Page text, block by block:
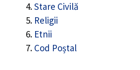
Stare Civilă
Religii
Etnii
Cod Poștal